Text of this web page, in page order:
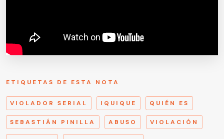
ETIQUETAS DE ESTA NOTA
VIOLADOR SERIAL IQUIQUE QUIÉN ES
SEBASTIÁN PINILLA ABUSO VIOLACIÓN